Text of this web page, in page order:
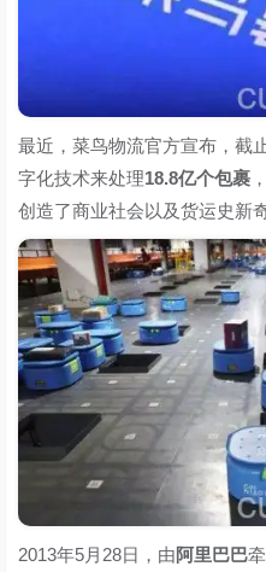
最近，菜鸟物流官方宣布，截
字化技术来处理18.8亿个包裹
创造了商业社会以及货运史新
2013年5月28日，由阿里巴巴